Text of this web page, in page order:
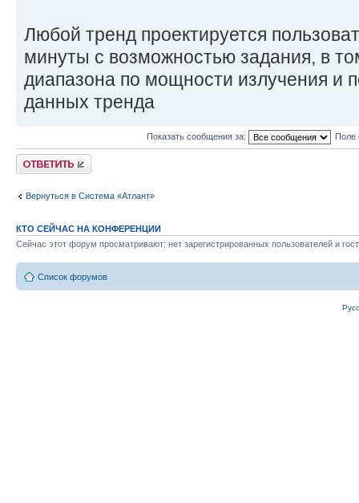
Любой тренд проектируется
минуты с возможностью задания, в
диапазона по мощности излучения и
данных тренда
Показать сообщения за: Поле
Ответить
Вернуться в Система «Атлант»
КТО СЕЙЧАС НА КОНФЕРЕНЦИИ
Сейчас этот форум просматривают: нет зарегистрированных пользователей и
Список форумов